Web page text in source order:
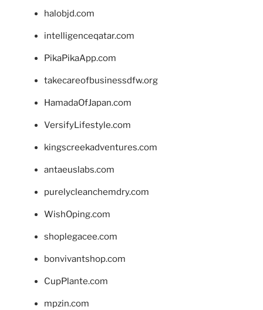
halobjd.com
intelligenceqatar.com
PikaPikaApp.com
takecareofbusinessdfw.org
HamadaOfJapan.com
VersifyLifestyle.com
kingscreekadventures.com
antaeuslabs.com
purelycleanchemdry.com
WishOping.com
shoplegacee.com
bonvivantshop.com
CupPlante.com
mpzin.com